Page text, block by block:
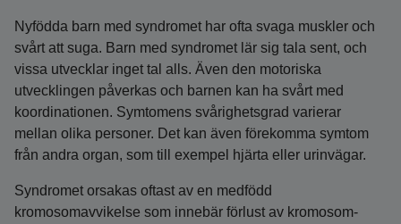
Nyfödda barn med syndromet har ofta svaga muskler och
svårt att suga. Barn med syndromet lär sig tala sent, och
vissa utvecklar inget tal alls. Även den motoriska
utvecklingen påverkas och barnen kan ha svårt med
koordinationen. Symtomens svårighetsgrad varierar
mellan olika personer. Det kan även förekomma symtom
från andra organ, som till exempel hjärta eller urinvägar.
Syndromet orsakas oftast av en medfödd
kromosomavvikelse som innebär förlust av kromosom­